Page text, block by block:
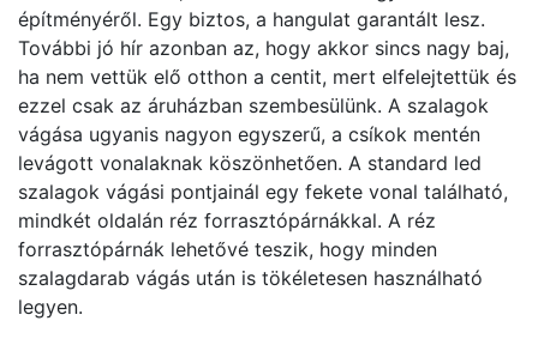
építményéről. Egy biztos, a hangulat garantált lesz.
További jó hír azonban az, hogy akkor sincs nagy baj,
ha nem vettük elő otthon a centit, mert elfelejtettük és
ezzel csak az áruházban szembesülünk. A szalagok
vágása ugyanis nagyon egyszerű, a csíkok mentén
levágott vonalaknak köszönhetően. A standard led
szalagok vágási pontjainál egy fekete vonal található,
mindkét oldalán réz forrasztópárnákkal. A réz
forrasztópárnák lehetővé teszik, hogy minden
szalagdarab vágás után is tökéletesen használható
legyen.